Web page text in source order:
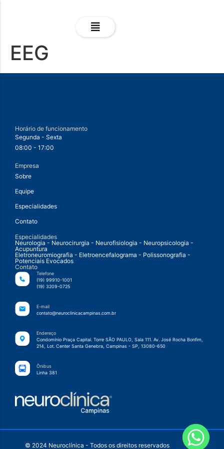
EEG
Horário de funcionamento
Segunda - Sexta
08:00 - 17:00
Empresa
Sobre
Equipe
Especialidades
Contato
Especialidades
Neurologia - Neurocirurgia - Neurofisiologia - Neuropsicologia -
Acupuntura
Eletroneuromiografia - Eletroencefalograma - Polissonografia -
Potenciais Evocados
Contato
Telefone
(19) 99910-1001
(19) 3209-0725
E-mail
contato@neuroclinicacampinas.com.br
Endereço
Condomínio Praça Capital. Torre SÃO PAULO, Sala 111. Av. José Rocha Bonfim,
214, Lot. Center Santa Genebra, Campinas - SP, 13080-650
Ônibus
Linha 381
© 2024 Neuroclínica - Todos os direitos reservados